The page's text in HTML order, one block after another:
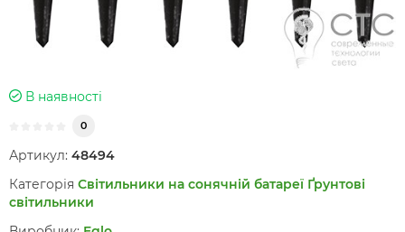
В наявності
0
Артикул: 48494
Категорія Світильники на сонячній батареї Ґрунтові
світильники